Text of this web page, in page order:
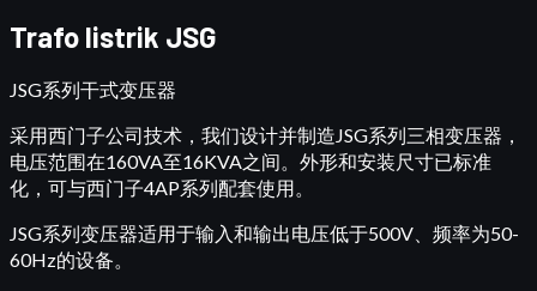
Trafo listrik JSG
JSG系列干式变压器
采用西门子公司技术，我们设计并制造JSG系列三相变压器，
电压范围在160VA至16KVA之间。外形和安装尺寸已标准
化，可与西门子4AP系列配套使用。
JSG系列变压器适用于输入和输出电压低于500V、频率为50-
60Hz的设备。